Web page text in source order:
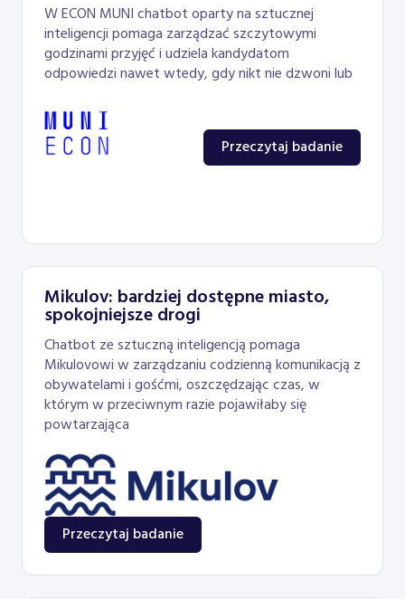
W ECON MUNI chatbot oparty na sztucznej
inteligencji pomaga zarządzać szczytowymi
godzinami przyjęć i udziela kandydatom
odpowiedzi nawet wtedy, gdy nikt nie dzwoni lub
Przeczytaj badanie
Mikulov: bardziej dostępne miasto,
spokojniejsze drogi
Chatbot ze sztuczną inteligencją pomaga
Mikulovowi w zarządzaniu codzienną komunikacją z
obywatelami i gośćmi, oszczędzając czas, w
którym w przeciwnym razie pojawiłaby się
powtarzająca
Przeczytaj badanie